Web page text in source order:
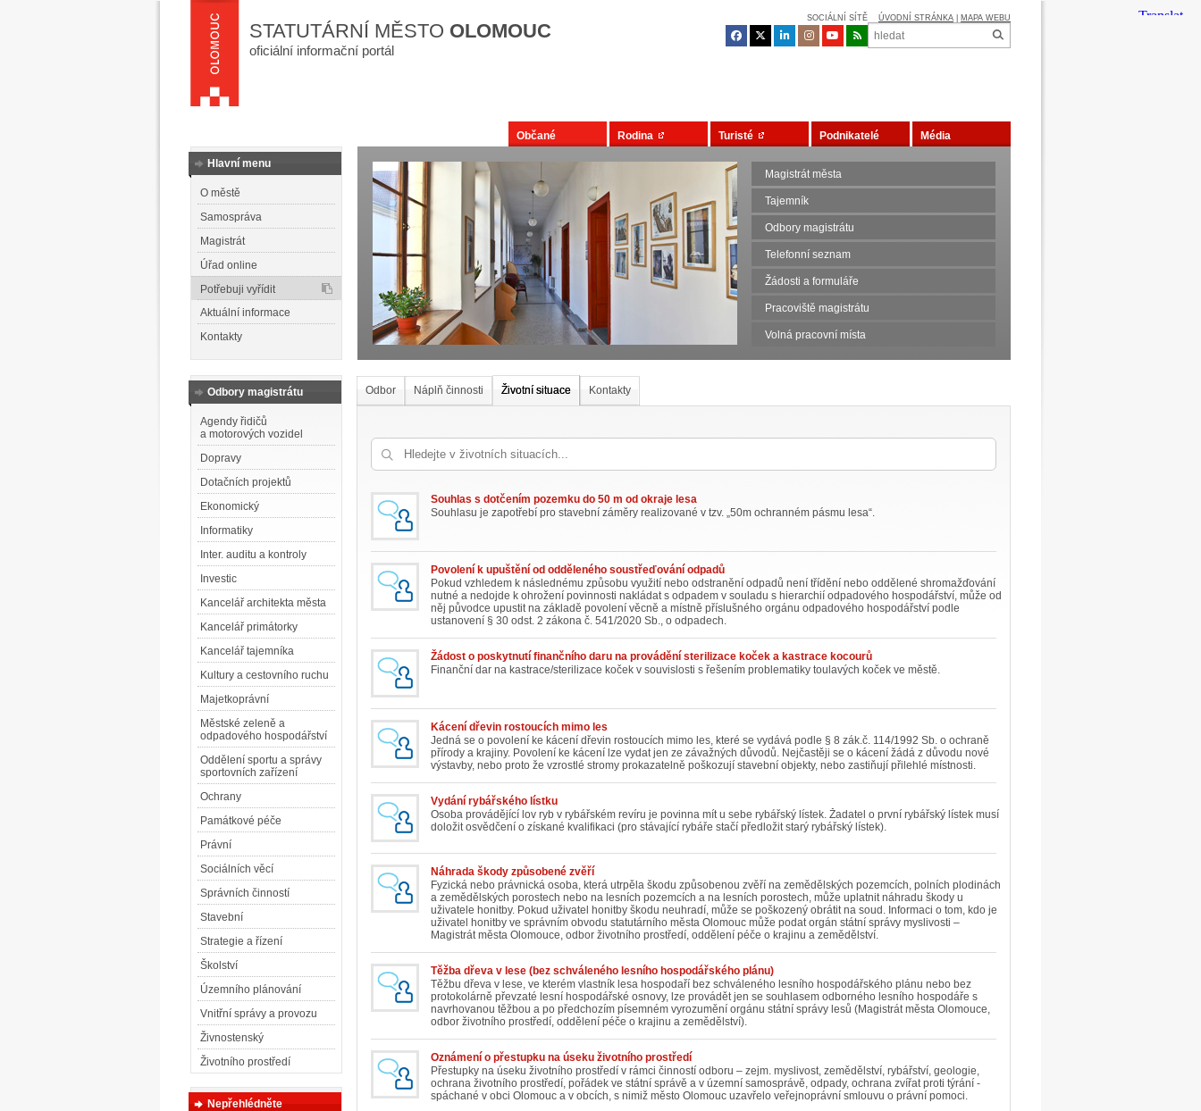
STATUTÁRNÍ MĚSTO OLOMOUC
oficiální informační portál
SOCIÁLNÍ SÍTĚ ÚVODNÍ STRÁNKA MAPA WEBU
Hlavní menu
O městě
Samospráva
Magistrát
Úřad online
Potřebuji vyřídit
Aktuální informace
Kontakty
Občané Rodina Turisté Podnikatelé Média
Magistrát města
Tajemník
Odbory magistrátu
Telefonní seznam
Žádosti a formuláře
Pracoviště magistrátu
Volná pracovní místa
Odbory magistrátu
Agendy řidičů
a motorových vozidel
Dopravy
Dotačních projektů
Ekonomický
Informatiky
Inter. auditu a kontroly
Investic
Kancelář architekta města
Kancelář primátorky
Kancelář tajemníka
Kultury a cestovního ruchu
Majetkoprávní
Městské zeleně a
odpadového hospodářství
Oddělení sportu a správy
sportovních zařízení
Ochrany
Památkové péče
Právní
Sociálních věcí
Správních činností
Stavební
Strategie a řízení
Školství
Územního plánování
Vnitřní správy a provozu
Živnostenský
Životního prostředí
Nepřehlédněte
Odbor Náplň činnosti Životní situace Kontakty
Souhlas s dotčením pozemku do 50 m od okraje lesa
Souhlasu je zapotřebí pro stavební záměry realizované v tzv. „50m ochranném pásmu lesa“.
Povolení k upuštění od odděleného soustřeďování odpadů
Pokud vzhledem k následnému způsobu využití nebo odstranění odpadů není třídění nebo oddělené shromažďování
nutné a nedojde k ohrožení povinnosti nakládat s odpadem v souladu s hierarchií odpadového hospodářství, může od
něj původce upustit na základě povolení věcně a místně příslušného orgánu odpadového hospodářství podle
ustanovení § 30 odst. 2 zákona č. 541/2020 Sb., o odpadech.
Žádost o poskytnutí finančního daru na provádění sterilizace koček a kastrace kocourů
Finanční dar na kastrace/sterilizace koček v souvislosti s řešením problematiky toulavých koček ve městě.
Kácení dřevin rostoucích mimo les
Jedná se o povolení ke kácení dřevin rostoucích mimo les, které se vydává podle § 8 zák.č. 114/1992 Sb. o ochraně
přírody a krajiny. Povolení ke kácení lze vydat jen ze závažných důvodů. Nejčastěji se o kácení žádá z důvodu nové
výstavby, nebo proto že vzrostlé stromy prokazatelně poškozují stavební objekty, nebo zastiňují přilehlé místnosti.
Vydání rybářského lístku
Osoba provádějící lov ryb v rybářském revíru je povinna mít u sebe rybářský lístek. Žadatel o první rybářský lístek musí
doložit osvědčení o získané kvalifikaci (pro stávající rybáře stačí předložit starý rybářský lístek).
Náhrada škody způsobené zvěří
Fyzická nebo právnická osoba, která utrpěla škodu způsobenou zvěří na zemědělských pozemcích, polních plodinách
a zemědělských porostech nebo na lesních pozemcích a na lesních porostech, může uplatnit náhradu škody u
uživatele honitby. Pokud uživatel honitby škodu neuhradí, může se poškozený obrátit na soud. Informaci o tom, kdo je
uživatel honitby ve správním obvodu statutárního města Olomouc může podat orgán státní správy myslivosti –
Magistrát města Olomouce, odbor životního prostředí, oddělení péče o krajinu a zemědělství.
Těžba dřeva v lese (bez schváleného lesního hospodářského plánu)
Těžbu dřeva v lese, ve kterém vlastník lesa hospodaří bez schváleného lesního hospodářského plánu nebo bez
protokolárně převzaté lesní hospodářské osnovy, lze provádět jen se souhlasem odborného lesního hospodáře s
navrhovanou těžbou a po předchozím písemném vyrozumění orgánu státní správy lesů (Magistrát města Olomouce,
odbor životního prostředí, oddělení péče o krajinu a zemědělství).
Oznámení o přestupku na úseku životního prostředí
Přestupky na úseku životního prostředí v rámci činností odboru – zejm. myslivost, zemědělství, rybářství, geologie,
ochrana životního prostředí, pořádek ve státní správě a v územní samosprávě, odpady, ochrana zvířat proti týrání -
spáchané v obci Olomouc a v obcích, s nimiž město Olomouc uzavřelo veřejnoprávní smlouvu o právní pomoci.